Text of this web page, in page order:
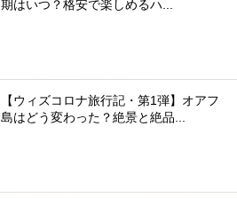
期はいつ？格安で楽しめるハ...
【ウィズコロナ旅行記・第1弾】オアフ
島はどう変わった？絶景と絶品...